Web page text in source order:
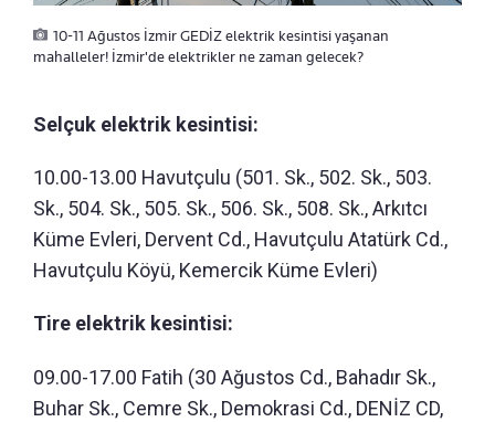
10-11 Ağustos İzmir GEDİZ elektrik kesintisi yaşanan
mahalleler! İzmir'de elektrikler ne zaman gelecek?
Selçuk elektrik kesintisi:
10.00-13.00 Havutçulu (501. Sk., 502. Sk., 503.
Sk., 504. Sk., 505. Sk., 506. Sk., 508. Sk., Arkıtcı
Küme Evleri, Dervent Cd., Havutçulu Atatürk Cd.,
Havutçulu Köyü, Kemercik Küme Evleri)
Tire elektrik kesintisi:
09.00-17.00 Fatih (30 Ağustos Cd., Bahadır Sk.,
Buhar Sk., Cemre Sk., Demokrasi Cd., DENİZ CD,